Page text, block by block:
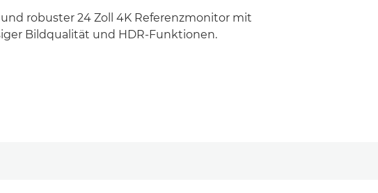
robuster 24 Zoll 4K Referenzmonitor mit
Bildqualität und HDR-Funktionen.